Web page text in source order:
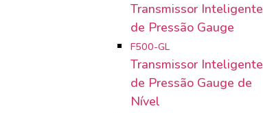
Transmissor Inteligente
de Pressão Gauge
F500-GL
Transmissor Inteligente
de Pressão Gauge de
Nível